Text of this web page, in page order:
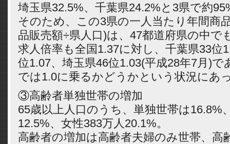
埼玉県32.5%、千葉県24.2%と3県で約
そのため、この3県の一人当たり年間商
品販売額÷県人口)は、47都道府県の中で
求人倍率も全国1.37に対し、千葉県33位
位1.07、埼玉県46位1.03(平成28年7月)
では1.0に乗るかどうかという状況にあ
③高齢者単独世帯の増加
65歳以上人口のうち、単独世帯は16.8%
12.5%、女性383万人20.1%。
高齢者の増加は高齢者夫婦のみ世帯、高